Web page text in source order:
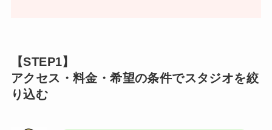
【STEP1】
アクセス・料金・希望の条件でスタジオを絞
り込む